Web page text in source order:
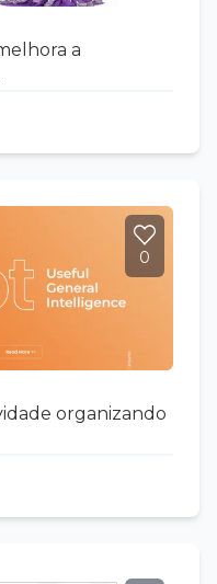
a
0
organizando